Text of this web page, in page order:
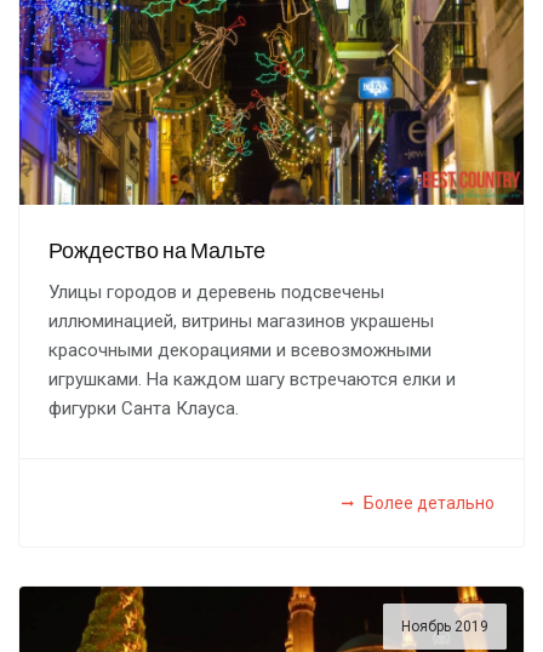
Рождество на Мальте
Улицы городов и деревень подсвечены
иллюминацией, витрины магазинов украшены
красочными декорациями и всевозможными
игрушками. На каждом шагу встречаются елки и
фигурки Санта Клауса.
Более детально
Ноябрь 2019